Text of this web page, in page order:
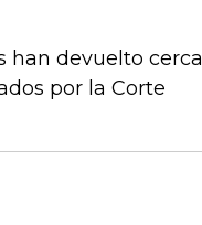
han devuelto cerca
por la Corte